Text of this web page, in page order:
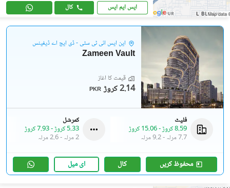
ایس ایم ایس کال
این ایس آئی ٹی سٹی - ڈی ایچ اے ڈیفینس
Zameen Vault
قیمت کا آغاز
PKR 2.14 کروڑ
فلیٹ
8.59 کروڑ
-15.06 کروڑ
7.7 مرلہ
-9.2 مرلہ
کمرشل
5.33 کروڑ
-7.93 کروڑ
2 مرلہ
-2.6 مرلہ
محفوظ کریں کال ای میل